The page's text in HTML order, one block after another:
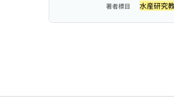
著者標目 水産研究